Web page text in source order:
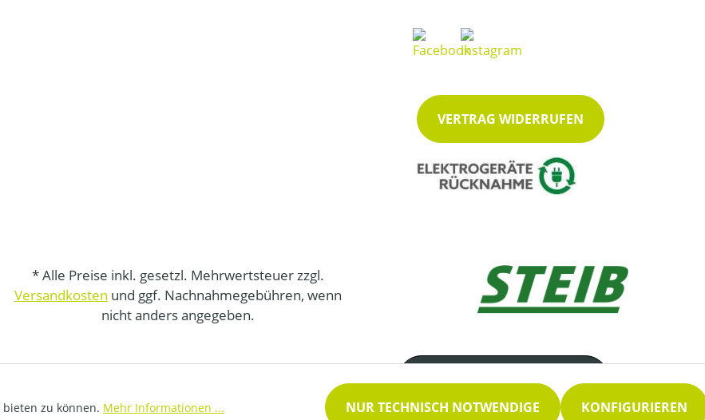
VERTRAG WIDERRUFEN
* Alle Preise inkl. gesetzl. Mehrwertsteuer zzgl.
Versandkosten und ggf. Nachnahmegebühren, wenn
nicht anders angegeben.
zu können. Mehr Informationen ... NUR TECHNISCH NOTWENDIGE KONFIGURIEREN